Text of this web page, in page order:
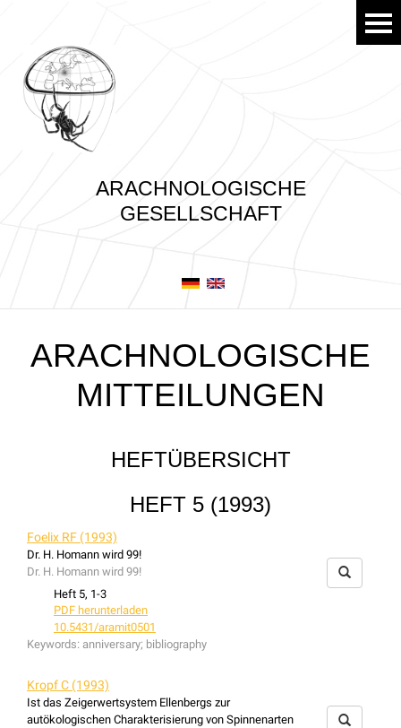
ARACHNOLOGISCHE
GESELLSCHAFT
ARACHNOLOGISCHE
MITTEILUNGEN
HEFTÜBERSICHT
HEFT 5 (1993)
Foelix RF (1993)
Dr. H. Homann wird 99!
Dr. H. Homann wird 99!
Heft 5, 1-3
PDF herunterladen
10.5431/aramit0501
Keywords: anniversary; bibliography
Kropf C (1993)
Ist das Zeigerwertsystem Ellenbergs zur
autökologischen Charakterisierung von Spinnenarten